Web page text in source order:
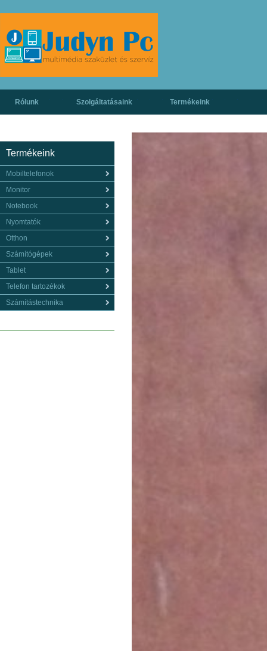
Rólunk Szolgáltatásaink Termékeink
Termékeink
Mobiltelefonok
Monitor
Notebook
Nyomtatók
Otthon
Számítógépek
Tablet
Telefon tartozékok
Számítástechnika